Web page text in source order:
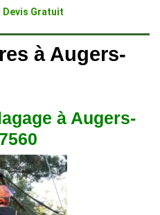
Devis Gratuit
à Augers-
à Augers-